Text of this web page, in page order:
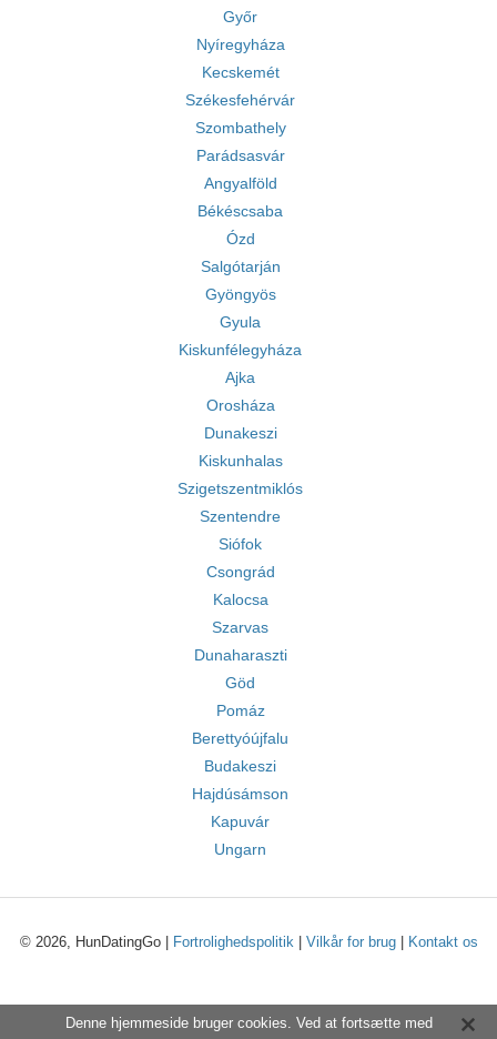
Győr
Nyíregyháza
Kecskemét
Székesfehérvár
Szombathely
Parádsasvár
Angyalföld
Békéscsaba
Ózd
Salgótarján
Gyöngyös
Gyula
Kiskunfélegyháza
Ajka
Orosháza
Dunakeszi
Kiskunhalas
Szigetszentmiklós
Szentendre
Siófok
Csongrád
Kalocsa
Szarvas
Dunaharaszti
Göd
Pomáz
Berettyóújfalu
Budakeszi
Hajdúsámson
Kapuvár
Ungarn
© 2026, HunDatingGo | Fortrolighedspolitik| Vilkår for brug| Kontakt os
Denne hjemmeside bruger cookies. Ved at fortsætte med